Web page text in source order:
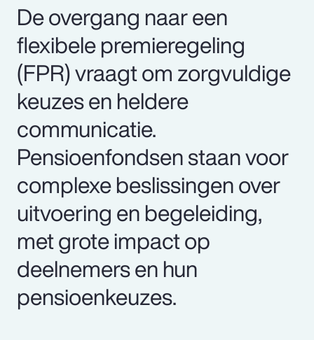
De overgang naar een
flexibele premieregeling
(FPR) vraagt om zorgvuldige
keuzes en heldere
communicatie.
Pensioenfondsen staan voor
complexe beslissingen over
uitvoering en begeleiding,
met grote impact op
deelnemers en hun
pensioenkeuzes.